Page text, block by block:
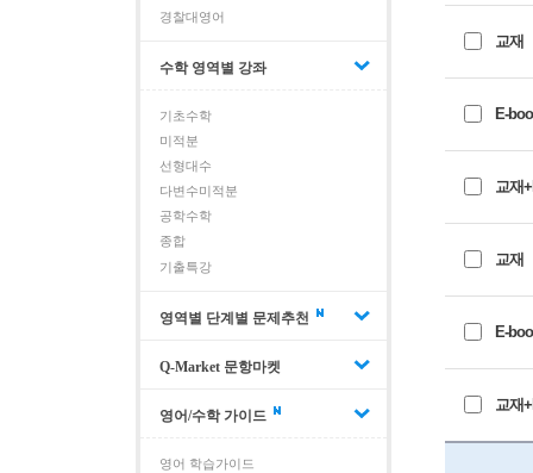
경찰대영어
수학 영역별 강좌
기초수학
미적분
선형대수
다변수미적분
공학수학
종합
기출특강
영역별 단계별 문제추천
Q-Market 문항마켓
영어/수학 가이드
영어 학습가이드
교재
E-
교재
교재
E-
교재